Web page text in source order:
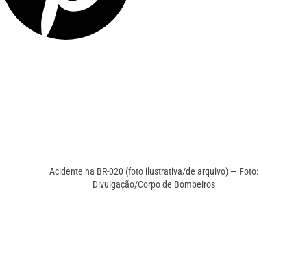
Acidente na BR-020 (foto ilustrativa/de arquivo) — Foto:
Divulgação/Corpo de Bombeiros